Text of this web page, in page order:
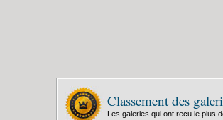
Classement des
Les galeries qui ont recu le plus